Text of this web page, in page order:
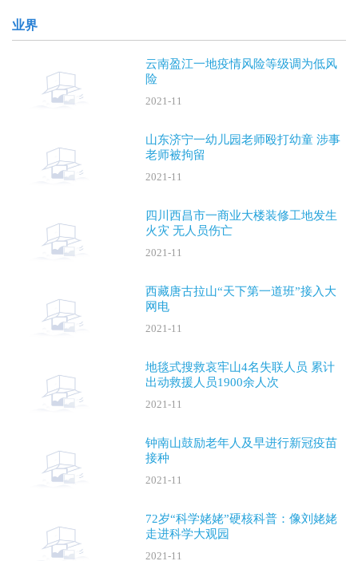
业界
云南盈江一地疫情风险等级调为低风
险
2021-11
山东济宁一幼儿园老师殴打幼童 涉事
老师被拘留
2021-11
四川西昌市一商业大楼装修工地发生
火灾 无人员伤亡
2021-11
西藏唐古拉山“天下第一道班”接入大
网电
2021-11
地毯式搜救哀牢山4名失联人员 累计
出动救援人员1900余人次
2021-11
钟南山鼓励老年人及早进行新冠疫苗
接种
2021-11
72岁“科学姥姥”硬核科普：像刘姥姥
走进科学大观园
2021-11